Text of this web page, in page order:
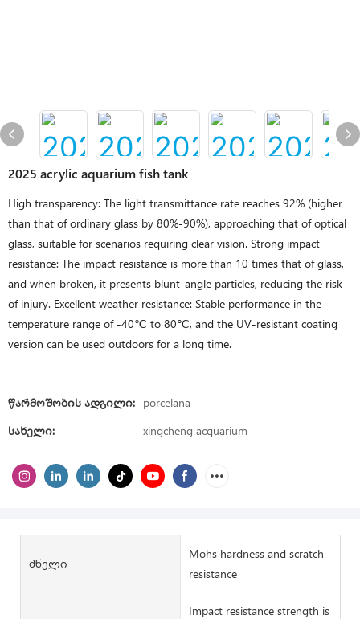
2025 acrylic aquarium fish tank
High transparency: The light transmittance rate reaches 92% (higher
than that of ordinary glass by 80%-90%), approaching that of optical
glass, suitable for scenarios requiring clear vision. Strong impact
resistance: The impact resistance is more than 10 times that of glass,
and when broken, it presents blunt-angle particles, reducing the risk
of injury. Excellent weather resistance: Stable performance in the
temperature range of -40℃ to 80℃, and the UV-resistant coating
version can be used outdoors for a long time.
Წარმოშობის Ადგილი: porcelana
Სახელი:
xingcheng acquarium
Ძნელი
Mohs hardness and scratch
resistance
Impact resistance strength is